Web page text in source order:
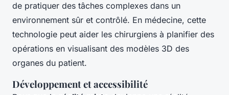
de pratiquer des tâches complexes dans un
environnement sûr et contrôlé. En médecine, cette
technologie peut aider les chirurgiens à planifier des
opérations en visualisant des modèles 3D des
organes du patient.
Développement et accessibilité